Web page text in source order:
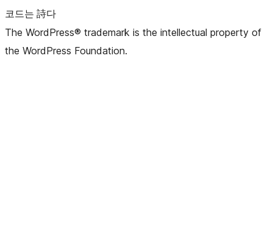
코드는 詩다
The WordPress® trademark is the intellectual property of
the WordPress Foundation.